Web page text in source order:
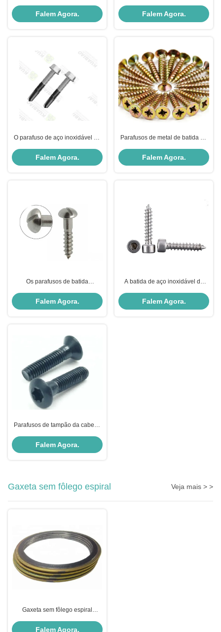
linha externo de aço de Stailess
encanta a movimentação
Falem Agora.
personalizado fusão da ponta do
aço de liga
Falem Agora.
O parafuso de aço inoxidável da
encanta a linha completa
principal dos parafusos de metal
Falem Agora.
Parafusos de metal de batida do
zinco, parafuso de batida do auto
de CSK
Falem Agora.
Os parafusos de batida
auto redondo da cabeça 316/aço
Falem Agora.
A batida de aço inoxidável do
metal principais para o
Falem Agora.
Parafusos de tampão da cabeça
parafuso de tampão principal
escareado da movimentação
Falem Agora.
Gaxeta sem fôlego espiral Veja mais > >
Gaxeta sem fôlego espiral
Asme B16.20 do enchimento da
Falem Agora.